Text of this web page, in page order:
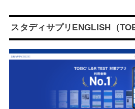
スタディサプリENGLISH（